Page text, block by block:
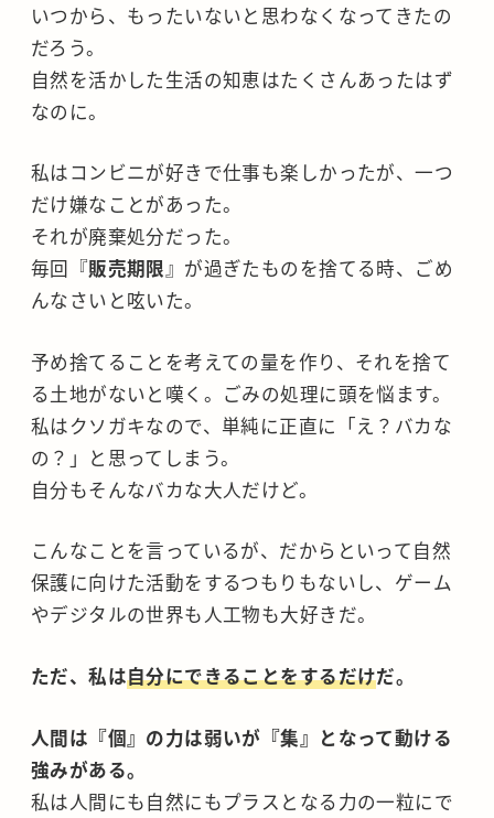
いつから、もったいないと思わなくなってきたの
だろう。
自然を活かした生活の知恵はたくさんあったはず
なのに。
私はコンビニが好きで仕事も楽しかったが、一つ
だけ嫌なことがあった。
それが廃棄処分だった。
毎回『販売期限』が過ぎたものを捨てる時、ごめ
んなさいと呟いた。
予め捨てることを考えての量を作り、それを捨て
る土地がないと嘆く。ごみの処理に頭を悩ます。
私はクソガキなので、単純に正直に「え？バカな
の？」と思ってしまう。
自分もそんなバカな大人だけど。
こんなことを言っているが、だからといって自然
保護に向けた活動をするつもりもないし、ゲーム
やデジタルの世界も人工物も大好きだ。
ただ、私は自分にできることをするだけだ。
人間は『個』の力は弱いが『集』となって動ける
強みがある。
私は人間にも自然にもプラスとなる力の一粒にで